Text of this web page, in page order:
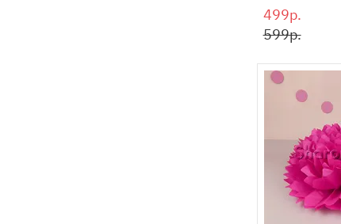
499р.
599р.